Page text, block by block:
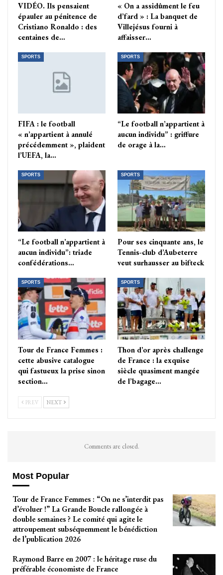
VIDÉO. Ils pensaient
épauler au pénitence de
Cristiano Ronaldo : des
centaines de…
« On a assidûment le feu
d’fard » : La banquet de
Villejésus fourni à
affaisser…
SPORTS
FIFA : le football
« n’appartient à annulé
précédemment », plaident
l’UEFA, la…
SPORTS
“Le football n’appartient à
aucun individu” : griffure
de orage à la…
SPORTS
“Le football n’appartient à
aucun individu”: triade
confédérations…
SPORTS
Pour ses cinquante ans, le
Tennis-club d’Aubeterre
veut surhausser au bifteck
SPORTS
Tour de France Femmes :
cette abusive catalogue
qui fastueux la prise sinon
section…
SPORTS
Thon d’or après challenge
de France : la exquise
siècle quasiment mangée
de l’bagage…
PREV NEXT
Comments are closed.
Most Popular
Tour de France Femmes : “On ne s’interdit pas
d’évoluer !” La Grande Boucle rallongée à
double semaines ? Le comité qui agite le
attroupement subséquemment le bénédiction
de l’publication 2026
Raymond Barre en 2007 : le héritage ruse du
préférable économiste de France